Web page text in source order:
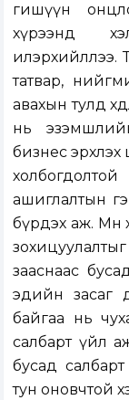
гишүүн
хүрээнд
илэрхийллээ.
татвар,
авахын тулд
нь
бизнес эрхлэх
ашиглалтын
бүрдэх аж. Мөн
зааснаас
эдийн засаг
байгаа нь
салбарт үйл
бусад
тун оновчтой